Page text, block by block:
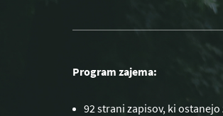
Program zajema:
92 strani zapisov, ki ostanejo